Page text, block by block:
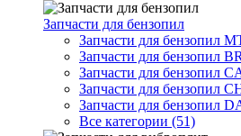
Запчасти для бензопил
Запчасти для бензопил
Запчасти для бензопил
Запчасти для бензопил
Запчасти для бензопил
Запчасти для бензопил
Все категории (51)